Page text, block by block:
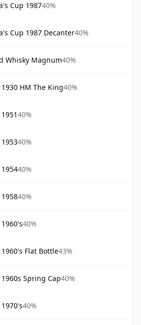
Cup 198740%
Cup 1987 Decanter40%
Whisky Magnum40%
HM The King40%
40%
40%
40%
40%
40%
Flat Bottle43%
Spring Cap40%
40%